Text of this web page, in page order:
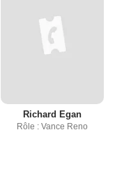
Richard Egan
Rôle : Vance Reno